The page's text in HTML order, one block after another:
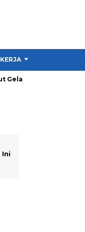
Kesehatan dan
Ini